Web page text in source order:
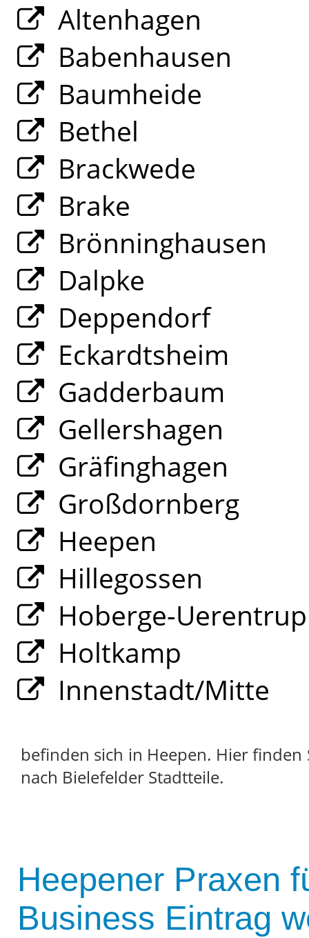
Altenhagen
Babenhausen
Baumheide
Bethel
Brackwede
Brake
Brönninghausen
Dalpke
Deppendorf
Eckardtsheim
Gadderbaum
Gellershagen
Gräfinghagen
Großdornberg
Heepen
Hillegossen
Hoberge-Uerentrup
Holtkamp
Innenstadt/Mitte
befinden sich in Heepen. Hier
nach Bielefelder Stadtteile.
Heepener Praxen
Business Eintrag